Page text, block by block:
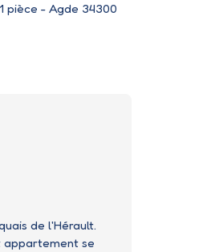
pièce - Agde 34300
de l'Hérault.
appartement se